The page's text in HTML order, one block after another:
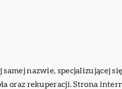
nazwie, specjalizującej
oraz rekuperacji. Strona